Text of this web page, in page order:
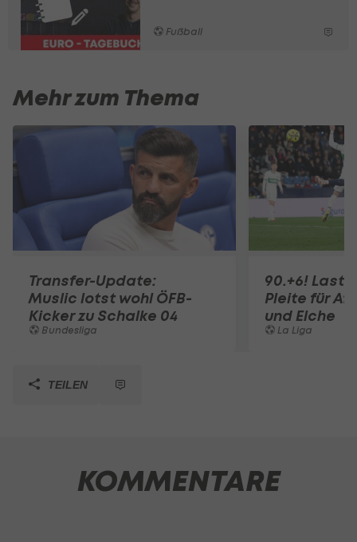
Fußball
Mehr zum Thema
Transfer-Update:
Muslic lotst wohl ÖFB-
Kicker zu Schalke 04
Bundesliga
90.+6!
Pleite für
und Elche
La Liga
TEILEN
KOMMENTARE